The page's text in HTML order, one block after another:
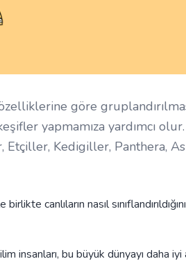
özelliklerine göre
yapmamıza yardımcı olur.
Etçiller, Kedigiller, Panthera,
canlıların nasıl
bu büyük dünyayı daha iyi